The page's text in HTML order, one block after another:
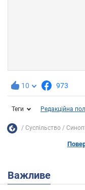
10 973
Теги Редакційна
Суспільство
Важливе